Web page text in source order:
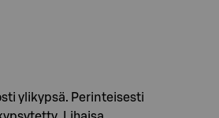
ylikypsä. Perinteisesti